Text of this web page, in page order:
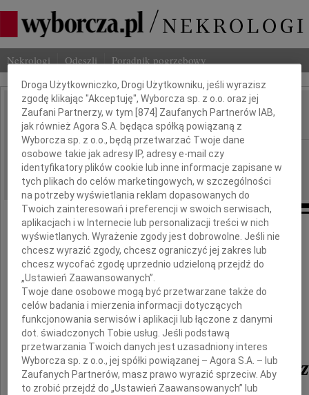
Nekrologi Odeszli Poradnik pogrzebowy
IMIĘ I NAZWISKO: Michał Gmytrasiewicz
REGION: Warszawa
DATA EMISJI: 09.06.2009
Z wielkim smutkiem żegnamy
naszego Przyjaciela
prof. dr. hab.
Michała
Dbamy o Twoją prywatność
Droga Użytkowniczko, Drogi Użytkowniku, jeśli wyrazisz
zgodę klikając "Akceptuję", Wyborcza sp. z o.o. oraz jej
Zaufani Partnerzy, w tym [874 ] Zaufanych Partnerów IAB,
jak również Agora S.A. będąca spółką powiązaną z
Wyborcza sp. z o.o., będą przetwarzać Twoje dane
osobowe takie jak adresy IP, adresy e-mail czy
identyfikatory plików cookie lub inne informacje zapisane w
tych plikach do celów marketingowych, w szczególności
na potrzeby wyświetlania reklam dopasowanych do
Twoich zainteresowań i preferencji w swoich serwisach,
aplikacjach i w Internecie lub personalizacji treści w nich
wyświetlanych. Wyrażenie zgody jest dobrowolne. Jeśli nie
chcesz wyrazić zgody, chcesz ograniczyć jej zakres lub
chcesz wycofać zgodę uprzednio udzieloną przejdź do
„Ustawień Zaawansowanych”.
Twoje dane osobowe mogą być przetwarzane także do
celów badania i mierzenia informacji dotyczących
funkcjonowania serwisów i aplikacji lub łączone z danymi
dot. świadczonych Tobie usług. Jeśli podstawą
przetwarzania Twoich danych jest uzasadniony interes
Wyborcza sp. z o.o., jej spółki powiązanej – Agora S.A. – lub
Zaufanych Partnerów, masz prawo wyrazić sprzeciw. Aby
to zrobić przejdź do „Ustawień Zaawansowanych” lub